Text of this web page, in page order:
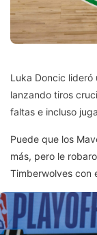
Luka Doncic lideró
lanzando tiros
faltas e incluso
Puede que los
más, pero le
Timberwolves con